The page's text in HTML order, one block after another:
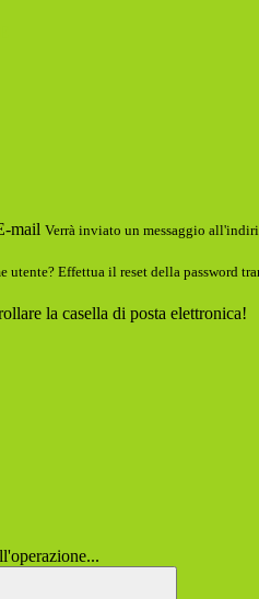
mail Verrà inviato un messaggio
utente? Effettua il reset della password
la casella di posta elettronica!